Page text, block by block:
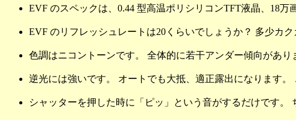
EVF のスペックは、0.44 型高温ポリシリコンTFT液晶、18
EVF のリフレッシュレートは20くらいでしょうか？ 多少カ
色調はニコントーンです。 全体的に若干アンダー傾向があ
逆光には強いです。 オートでも大抵、適正露出になります
シャッターを押した時に「ピッ」という音がするだけです。